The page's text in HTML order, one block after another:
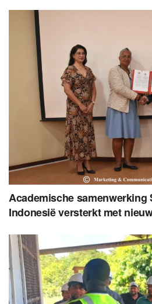
Academische samenwerking
Indonesië versterkt met